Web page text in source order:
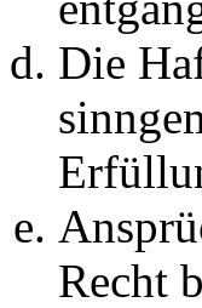
Die
Recht